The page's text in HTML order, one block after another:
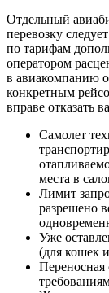
Отдельный
перевозку
по тарифам
оператором
в авиакомпанию
конкретным
вправе отказать
Самолет
места в
Лимит
разрешено
Уже
(для кошек
Переносная